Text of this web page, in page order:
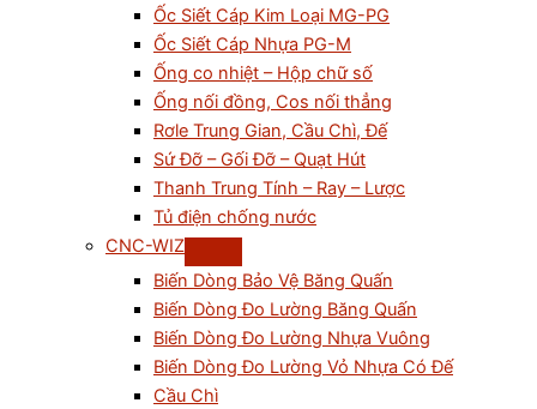
Ốc Siết Cáp Kim Loại MG-PG
Ốc Siết Cáp Nhựa PG-M
Ống co nhiệt – Hộp chữ số
Ống nối đồng, Cos nối thẳng
Rơle Trung Gian, Cầu Chì, Đế
Sứ Đỡ – Gối Đỡ – Quạt Hút
Thanh Trung Tính – Ray – Lược
Tủ điện chống nước
CNC-WIZ
Biến Dòng Bảo Vệ Băng Quấn
Biến Dòng Đo Lường Băng Quấn
Biến Dòng Đo Lường Nhựa Vuông
Biến Dòng Đo Lường Vỏ Nhựa Có Đế
Cầu Chì